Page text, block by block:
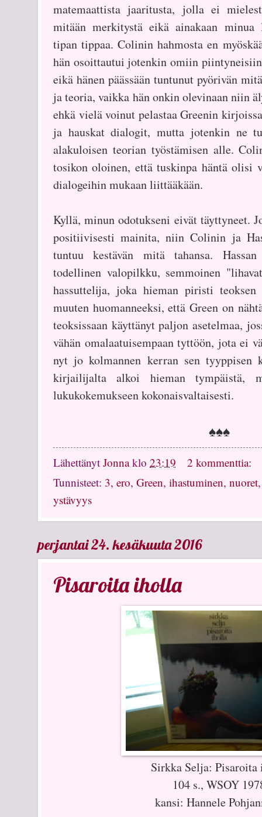
matemaattista jaaritusta, jolla ei
mitään merkitystä eikä ainakaan minua
tipan tippaa. Colinin hahmosta en
hän osoittautui jotenkin omiin
eikä hänen päässään tuntunut pyörivän
ja teoria, vaikka hän onkin olevinaan niin
ehkä vielä voinut pelastaa Greenin
ja hauskat dialogit, mutta jotenkin ne
alakuloisen teorian työstämisen alle.
tosikon oloinen, että tuskinpa häntä olisi
dialogeihin mukaan liittääkään.
Kyllä, minun odotukseni eivät täyttyneet.
positiivisesti mainita, niin Colinin ja
tuntuu kestävän mitä tahansa.
todellinen valopilkku, semmoinen
hassuttelija, joka hieman piristi teoksen
muuten huomanneeksi, että Green on
teoksissaan käyttänyt paljon asetelmaa,
vähän omalaatuisempaan tyttöön, jota ei
nyt jo kolmannen kerran sen tyyppisen
kirjailijalta alkoi hieman tympäistä,
lukukokemukseen kokonaisvaltaisesti.
♠♠♠
Lähettänyt Jonna klo 23:19
2 kommenttia:
Tunnisteet: 3, ero, Green, ihastuminen, nuoret
ystävyys
perjantai 24. kesäkuuta 2016
Pisaroita iholla
Sirkka Selja:
104 s., WSOY
kansi: Hannele